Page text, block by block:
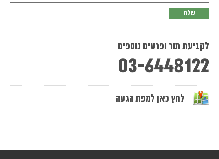
לקביעת תור ופרטים נוספים
03-6448122
לחץ כאן למפת הגעה